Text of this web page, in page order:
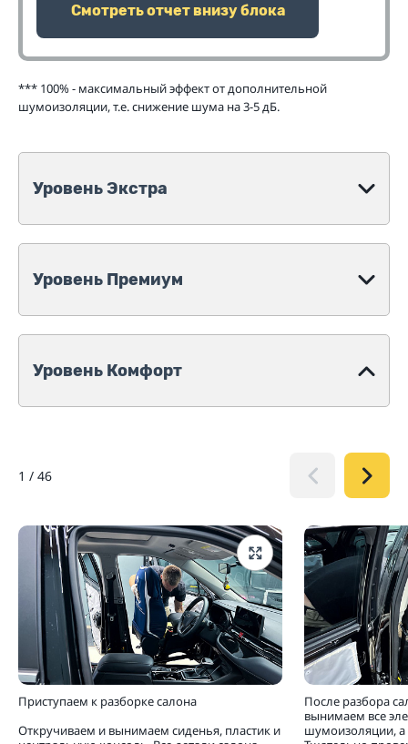
Смотреть отчет внизу блока
*** 100% - максимальный эффект от дополнительной
шумоизоляции, т.е. снижение шума на 3-5 дБ.
Уровень Экстра
Уровень Премиум
Уровень Комфорт
1 / 46
Приступаем к разборке салона
Откручиваем и вынимаем сиденья, пластик и
После разбора
вынимаем все
шумоизоляции, а